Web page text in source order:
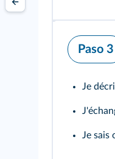
Paso 3
Je
Je sais